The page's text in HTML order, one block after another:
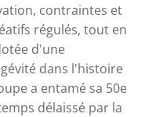
contraintes et
régulés, tout en
d'une
dans l'histoire
a entamé sa 50e
délaissé par la